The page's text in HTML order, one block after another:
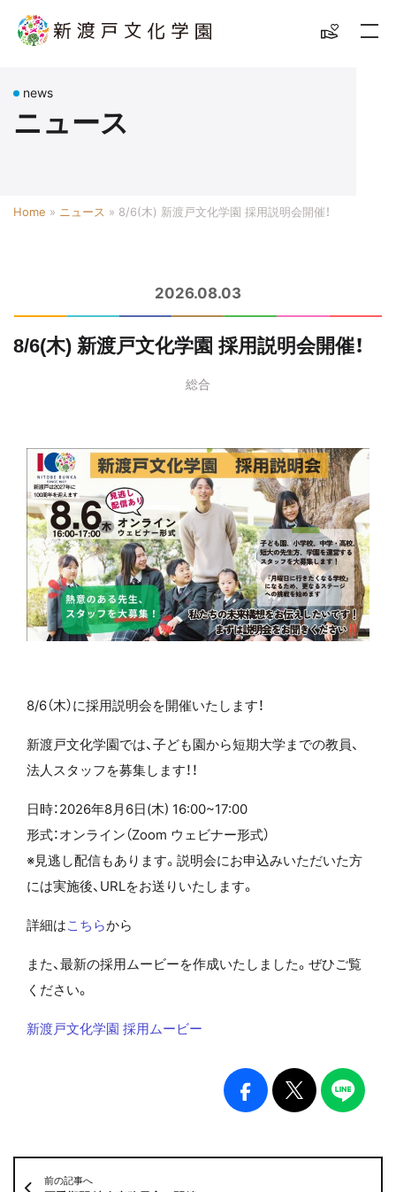
news
ニュース
Home » ニュース » 8/6(木) 新渡戸文化学園 採用説明会開催！
2026.08.03
8/6(木) 新渡戸文化学園 採用説明会開催！
総合
8/6（木）に採用説明会を開催いたします！
新渡戸文化学園では、子ども園から短期大学までの教員、
法人スタッフを募集します！！
日時：2026年8月6日(木) 16:00~17:00
形式：オンライン（Zoom ウェビナー形式）
※見逃し配信もあります。説明会にお申込みいただいた方
には実施後、URLをお送りいたします。
詳細はこちらから
また、最新の採用ムービーを作成いたしました。ぜひご覧
ください。
新渡戸文化学園 採用ムービー
前の記事へ